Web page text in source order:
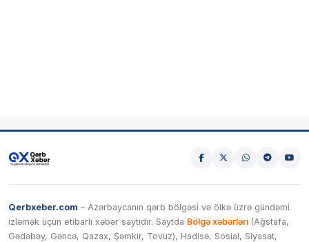
Qerbxeber.com – Azərbaycanın qərb bölgəsi və ölkə üzrə gündəmi
izləmək üçün etibarlı xəbər saytıdır. Saytda Bölgə xəbərləri (Ağstafa,
Gədəbəy, Gəncə, Qazax, Şəmkir, Tovuz), Hadisə, Sosial, Siyasət,